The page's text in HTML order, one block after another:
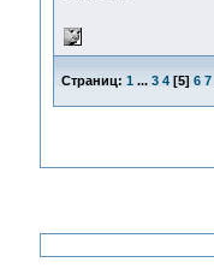
Страниц: 1 ... 3 4[5] 6 7